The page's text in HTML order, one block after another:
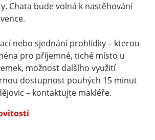
Chata bude volná k nastěhování
nebo sjednání prohlídky – kterou
pro příjemné, tiché místo u
možnost dalšího využití
dostupnost pouhých 15 minut
– kontaktujte makléře.